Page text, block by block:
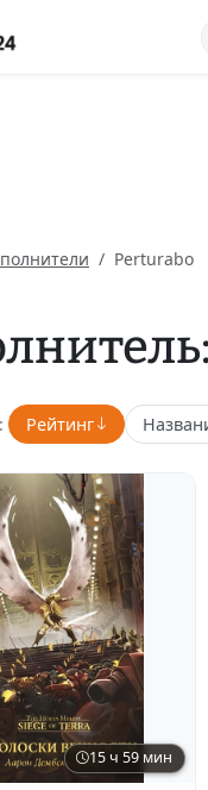
Perturabo
Рейтинг
15 ч 59 мин